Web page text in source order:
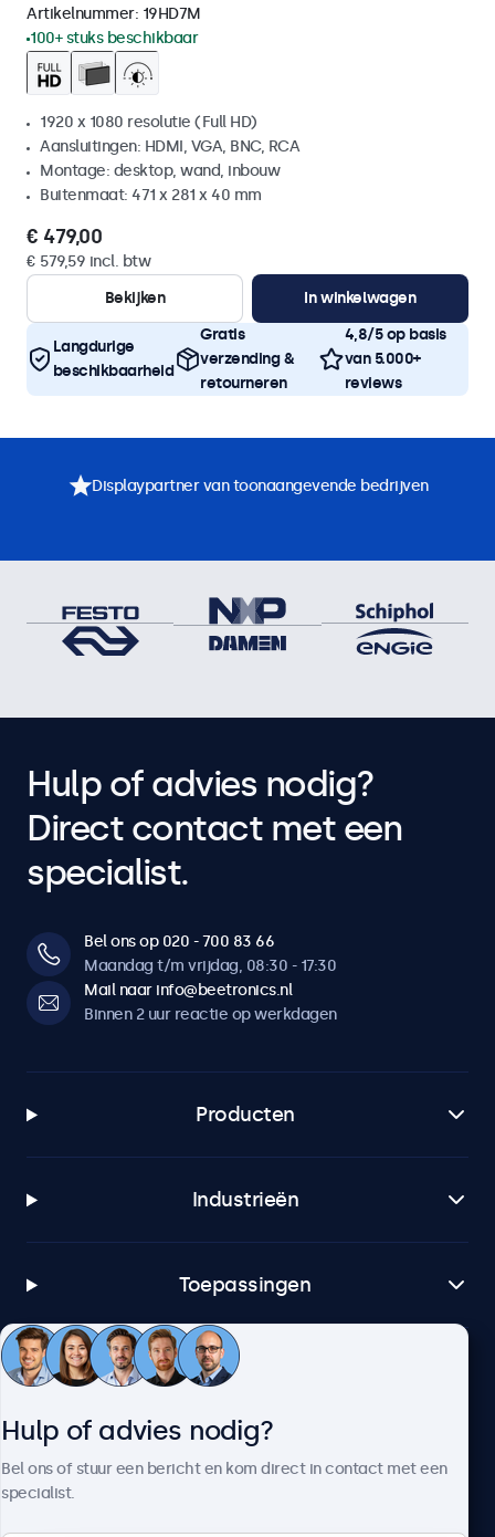
Artikelnummer: 19HD7M
100+ stuks beschikbaar
1920 x 1080 resolutie (Full HD)
Aansluitingen: HDMI, VGA, BNC, RCA
Montage: desktop, wand, inbouw
Buitenmaat: 471 x 281 x 40 mm
€ 479,00
€ 579,59 incl. btw
Bekijken
In winkelwagen
Langdurige
beschikbaarheid
Gratis
verzending &
retourneren
4,8/5 op basis
van 5.000+
reviews
Displaypartner van toonaangevende bedrijven
Hulp of advies nodig?
Direct contact met een
specialist.
Bel ons op 020 - 700 83 66
Maandag t/m vrijdag, 08:30 - 17:30
Mail naar info@beetronics.nl
Binnen 2 uur reactie op werkdagen
Producten
Industrieën
Toepassingen
Klantenservice
Hulp of advies nodig?
Bel ons of stuur een bericht en kom direct in contact met een
specialist.